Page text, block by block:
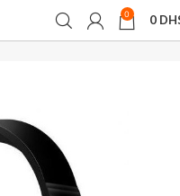
0 0
Casques